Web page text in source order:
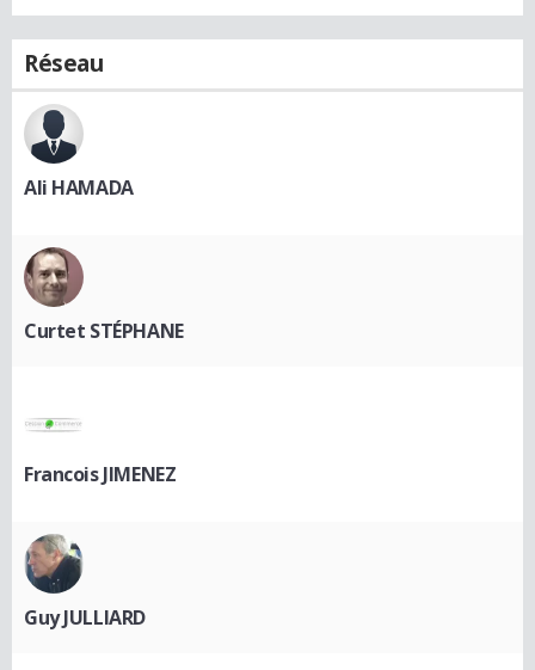
Réseau
Ali HAMADA
Curtet STÉPHANE
Francois JIMENEZ
Guy JULLIARD